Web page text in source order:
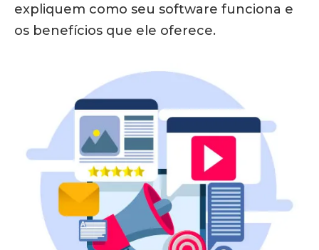
expliquem como seu software funciona e
os benefícios que ele oferece.